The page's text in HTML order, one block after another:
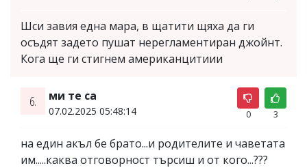
Шси завия една мара, в щатити щяха да ги
осъдят задето пушат нерегламентиран джойнт.
Кога ще ги стигнем американцитиии
6. ми те са
07.02.2025 05:48:14 0 3
на един акъл бе брато...и родителите и чаветата
им.....каква отговорност търсиш и от кого...???